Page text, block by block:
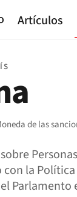
Artículos
de las
la
Parlamento